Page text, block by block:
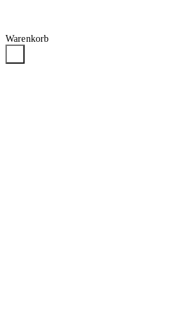
Warenkorb